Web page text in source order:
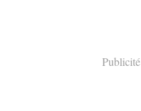
Publicité